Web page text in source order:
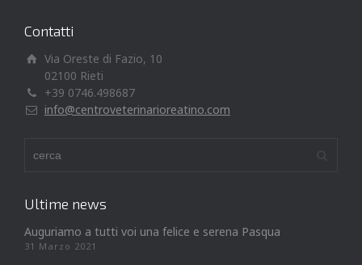
Contatti
Via Oreste di Fazio, 10
02100 Rieti
+39 0746.498687
info@centroveterinarioreatino.com
Ultime news
Auguriamo a tutti voi una felice e serena Pasqua
31 Marzo 2021